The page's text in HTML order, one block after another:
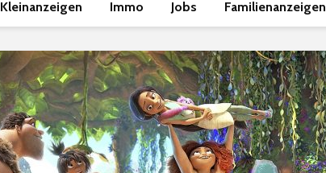
Kleinanzeigen Immo Jobs Familienanzeigen